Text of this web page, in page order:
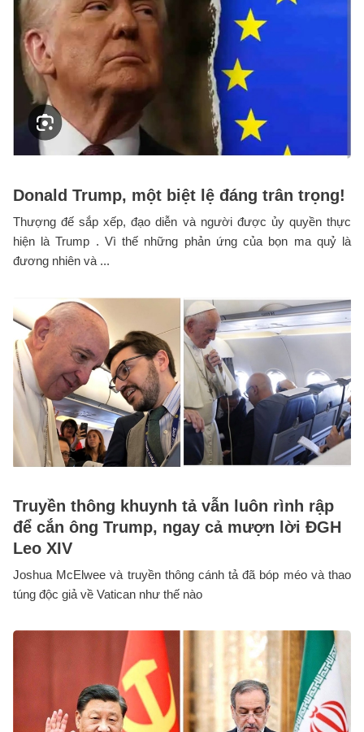
Donald Trump, một biệt lệ đáng trân trọng!
Thượng đế sắp xếp, đạo diễn và người được ủy quyền thực
hiện là Trump . Vì thế những phản ứng của bọn ma quỷ là
đương nhiên và ...
Truyền thông khuynh tả vẫn luôn rình rập
để cắn ông Trump, ngay cả mượn lời ĐGH
Leo XIV
Joshua McElwee và truyền thông cánh tả đã bóp méo và thao
túng độc giả về Vatican như thế nào